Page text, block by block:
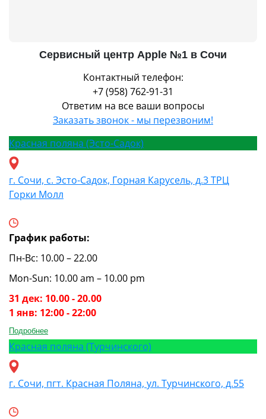
Сервисный центр Apple №1 в Сочи
Контактный телефон:
+7 (958) 762-91-31
Ответим на все ваши вопросы
Заказать звонок - мы перезвоним!
Красная поляна (Эсто-Садок)
г. Сочи, с. Эсто-Садок, Горная Карусель, д.3 ТРЦ
Горки Молл
График работы:
Пн-Вс: 10.00 – 22.00
Mon-Sun: 10.00 am – 10.00 pm
31 дек: 10.00 - 20.00
1 янв: 12:00 - 22:00
Подробнее
Красная поляна (Турчинского)
г. Сочи, пгт. Красная Поляна, ул. Турчинского, д.55